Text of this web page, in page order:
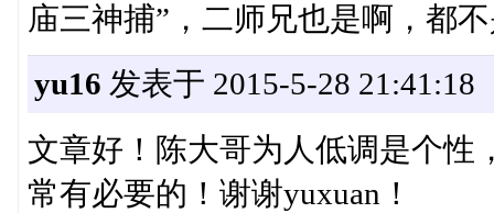
庙三神捕”，二师兄也是啊，都
yu16 发表于 2015-5-28 21:41:18
文章好！陈大哥为人低调是个性
常有必要的！谢谢yuxuan！